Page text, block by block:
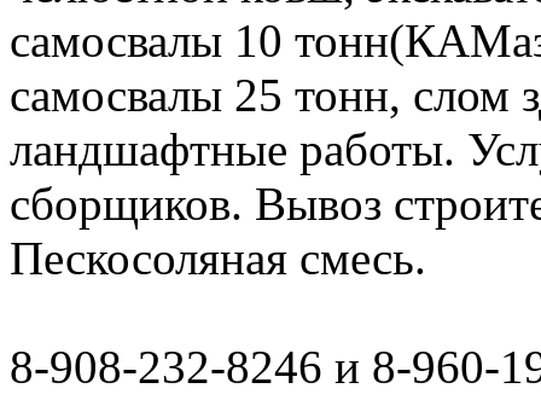
самосвалы 10
самосвалы 25 тонн, слом
ландшафтные работы.
сборщиков. Вывоз
Пескосоляная смесь.
8-908-232-8246 и 8-960-